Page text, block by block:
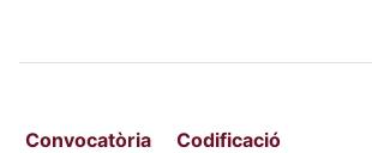
Convocatòria Codificació